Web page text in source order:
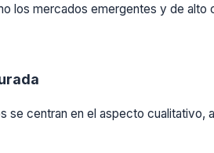
los mercados emergentes y de alto
se centran en el aspecto cualitativo,